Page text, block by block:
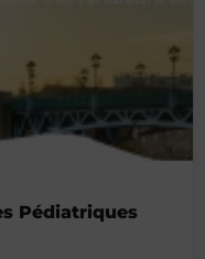
Pédiatriques